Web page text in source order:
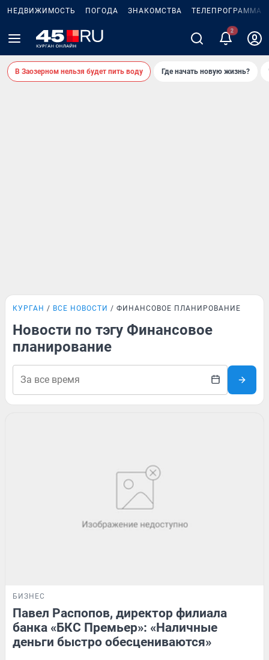
НЕДВИЖИМОСТЬ ПОГОДА ЗНАКОМСТВА ТЕЛЕПРОГРАММА
В Заозерном нельзя будет пить воду Где начать новую жизнь?
КУРГАН ВСЕ НОВОСТИ ФИНАНСОВОЕ ПЛАНИРОВАНИЕ
Новости по тэгу Финансовое
планирование
БИЗНЕС
Павел Распопов, директор филиала
банка «БКС Премьер»: «Наличные
деньги быстро обесцениваются»